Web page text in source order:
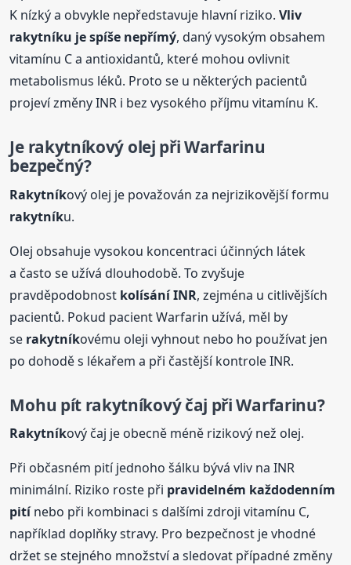
K nízký a obvykle nepředstavuje hlavní riziko.Vliv
rakytníku je spíše nepřímý, daný vysokým obsahem
vitamínu C a antioxidantů, které mohou ovlivnit
metabolismus léků. Proto se u některých pacientů
projeví změny INR i bez vysokého příjmu vitamínu K.
Je rakytníkový olej při Warfarinu
bezpečný?
Rakytníkový olej je považován za nejrizikovější formu
rakytníku.
Olej obsahuje vysokou koncentraci účinných látek
a často se užívá dlouhodobě. To zvyšuje
pravděpodobnost kolísání INR, zejména u citlivějších
pacientů. Pokud pacient Warfarin užívá, měl by
se rakytníkovému oleji vyhnout nebo ho používat jen
po dohodě s lékařem a při častější kontrole INR.
Mohu pít rakytníkový čaj při Warfarinu?
Rakytníkový čaj je obecně méně rizikový než olej.
Při občasném pití jednoho šálku bývá vliv na INR
minimální. Riziko roste při pravidelném každodenním
pitínebo při kombinaci s dalšími zdroji vitamínu C,
například doplňky stravy. Pro bezpečnost je vhodné
držet se stejného množství a sledovat případné změny